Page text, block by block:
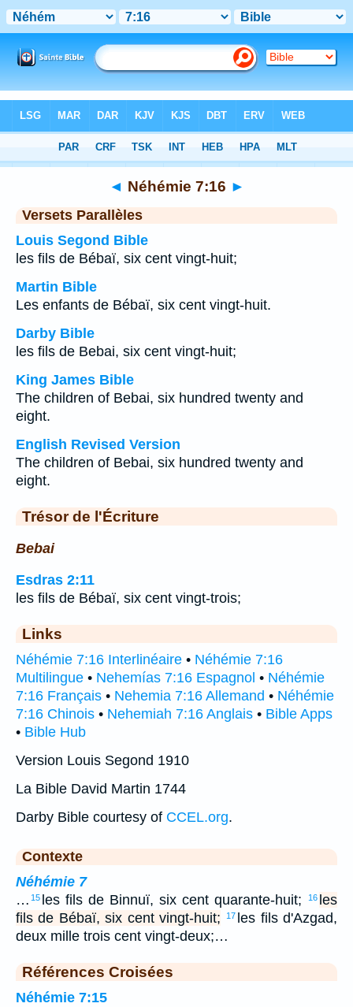
Chapitre 7 > Verset 16
◄ Néhémie 7:16 ►
Versets Parallèles
Louis Segond Bible
les fils de Bébaï, six cent vingt-huit;
Martin Bible
Les enfants de Bébaï, six cent vingt-huit.
Darby Bible
les fils de Bebai, six cent vingt-huit;
King James Bible
The children of Bebai, six hundred twenty and
eight.
English Revised Version
The children of Bebai, six hundred twenty and
eight.
Trésor de l'Écriture
Bebai
Esdras 2:11
les fils de Bébaï, six cent vingt-trois;
Links
Néhémie 7:16 Interlinéaire • Néhémie 7:16
Multilingue • Nehemías 7:16 Espagnol • Néhémie
7:16 Français • Nehemia 7:16 Allemand • Néhémie
7:16 Chinois • Nehemiah 7:16 Anglais • Bible Apps
• Bible Hub
Version Louis Segond 1910
La Bible David Martin 1744
Darby Bible courtesy of CCEL.org.
Contexte
Néhémie 7
… 15 les fils de Binnuï, six cent quarante-huit; 16 les
fils de Bébaï, six cent vingt-huit;
17 les fils d'Azgad,
deux mille trois cent vingt-deux;…
Références Croisées
Néhémie 7:15